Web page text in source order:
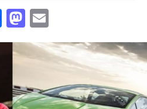
Facebook
Mastodon